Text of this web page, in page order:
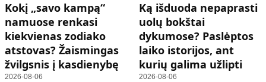
Kokį „savo kampą“
namuose renkasi
kiekvienas zodiako
atstovas? Žaismingas
žvilgsnis į kasdienybę
2026-08-06
Ką išduoda nepaprasti
uolų bokštai
dykumose? Paslėptos
laiko istorijos, ant
kurių galima užlipti
2026-08-06